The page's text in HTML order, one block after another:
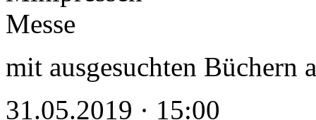
mit ausgesuchten Büchern
31.05.2019 · 15:00